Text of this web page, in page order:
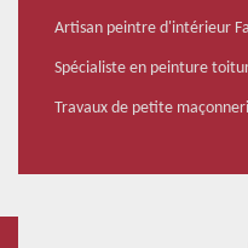
Artisan peintre d'intérieur
Spécialiste en peinture
Travaux de petite